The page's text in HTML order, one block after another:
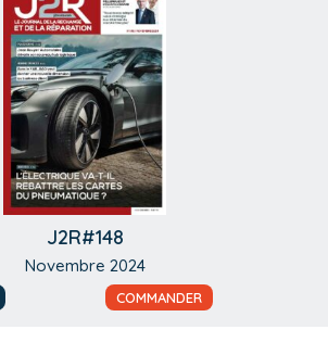
J2R#148
Novembre 2024
COMMANDER